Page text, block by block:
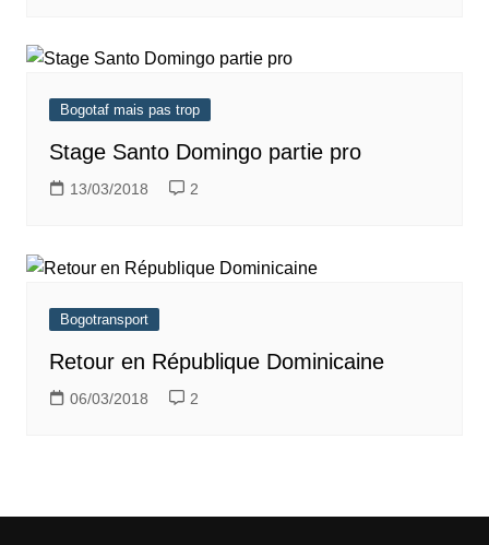
Bogotaf mais pas trop
Stage Santo Domingo partie pro
13/03/2018 2
Bogotransport
Retour en République Dominicaine
06/03/2018 2